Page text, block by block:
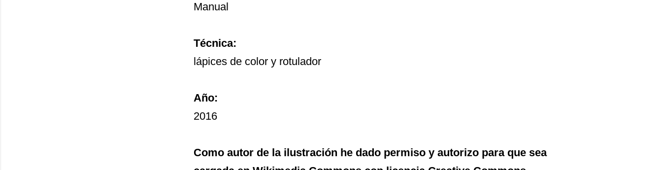
Manual
Técnica:
lápices de color y rotulador
Año:
2016
Como autor de la ilustración he dado permiso y autorizo para que sea